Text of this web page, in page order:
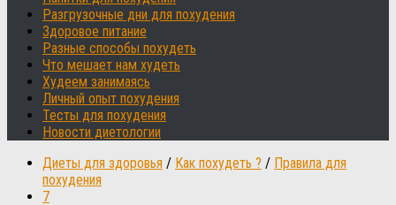
Разгрузочные дни для похудения
Здоровое питание
Разные способы похудеть
Что мешает нам худеть
Худеем занимаясь
Личный опыт похудения
Тесты для похудения
Новости диетологии
Диеты для здоровья / Как похудеть ? / Правила для
похудения
7